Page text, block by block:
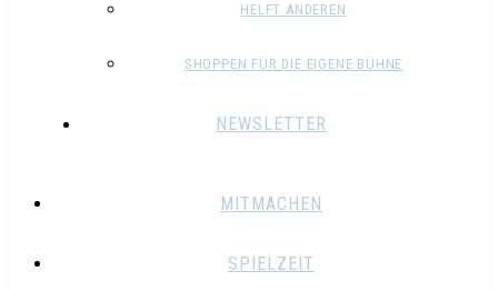
HELFT ANDEREN
SHOPPEN FÜR DIE EIGENE BÜHNE
NEWSLETTER
MITMACHEN
SPIELZEIT